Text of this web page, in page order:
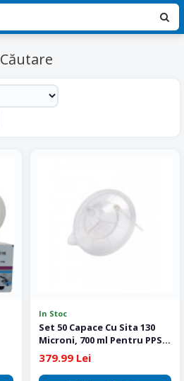
Căutare
In Stoc
Set 50 Capace Cu Sita 130
Microni, 700 ml Pentru PPS
Colad
379.99 Lei